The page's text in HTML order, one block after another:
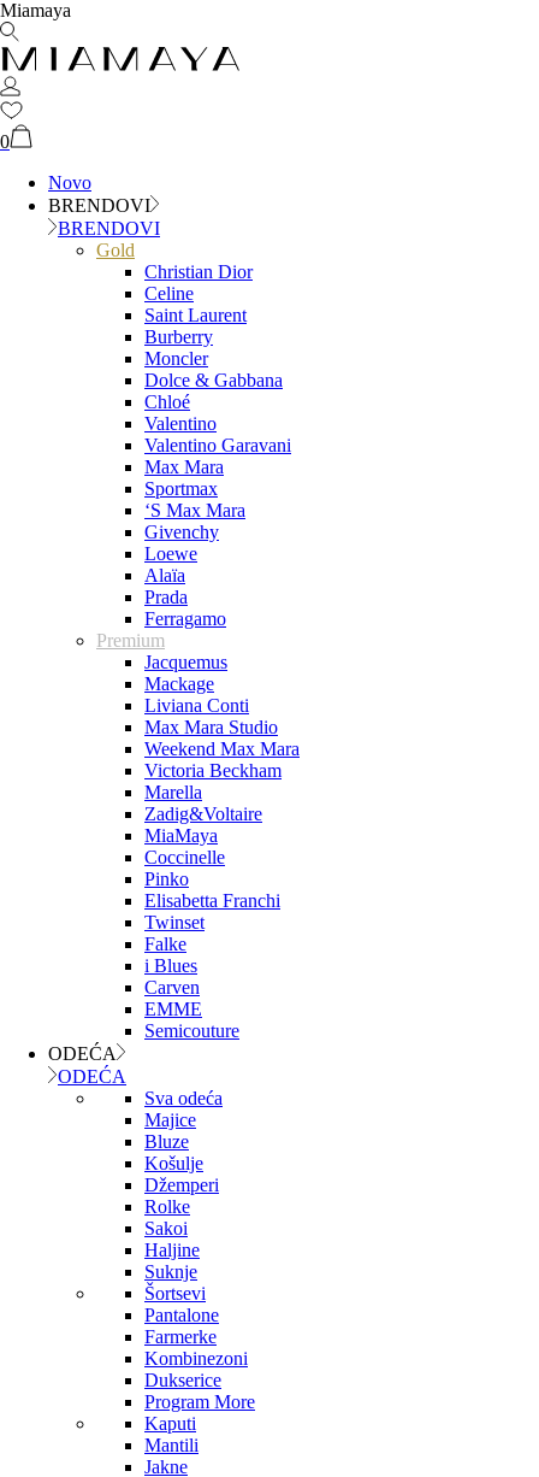
Miamaya
0
Novo
BRENDOVI
BRENDOVI
Gold
Christian Dior
Celine
Saint Laurent
Burberry
Moncler
Dolce & Gabbana
Chloé
Valentino
Valentino Garavani
Max Mara
Sportmax
‘S Max Mara
Givenchy
Loewe
Alaïa
Prada
Ferragamo
Premium
Jacquemus
Mackage
Liviana Conti
Max Mara Studio
Weekend Max Mara
Victoria Beckham
Marella
Zadig&Voltaire
MiaMaya
Coccinelle
Pinko
Elisabetta Franchi
Twinset
Falke
i Blues
Carven
EMME
Semicouture
ODEĆA
ODEĆA
Sva odeća
Majice
Bluze
Košulje
Džemperi
Rolke
Sakoi
Haljine
Suknje
Šortsevi
Pantalone
Farmerke
Kombinezoni
Dukserice
Program More
Kaputi
Mantili
Jakne